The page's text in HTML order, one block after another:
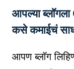
वी
तं
G
L
व
आपल्या
कसे कमाईचं
आपण ब्लॉग